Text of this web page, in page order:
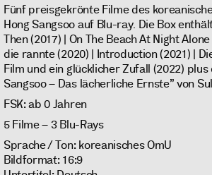
Fünf preisgekrönte Filme des
Hong Sangsoo auf Blu-ray. Die Box
Then (2017) | On The Beach At Night
die rannte (2020) | Introduction (2021) |
Film und ein glücklicher Zufall (2022) plus
Sangsoo – Das lächerliche Ernste” von
FSK: ab 0 Jahren
5 Filme – 3 Blu-Rays
Sprache / Ton: koreanisches OmU
Bildformat: 16:9